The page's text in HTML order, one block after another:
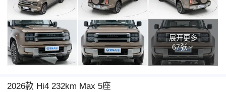
展开更多
67张
2026款 Hi4 232km Max 5座